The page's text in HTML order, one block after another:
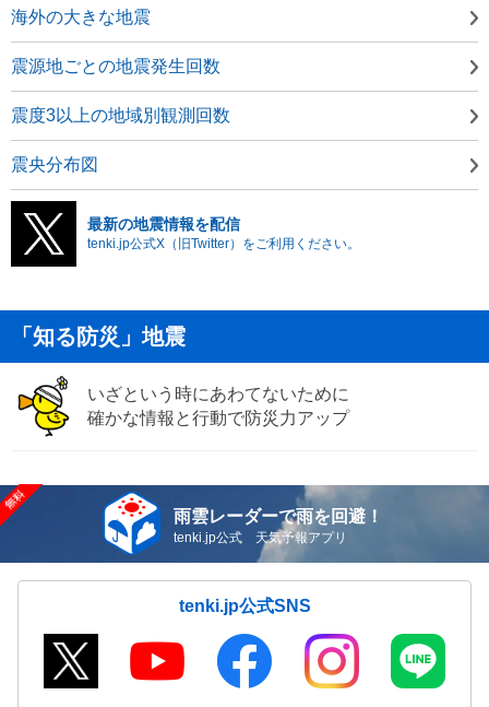
海外の大きな地震
震源地ごとの地震発生回数
震度3以上の地域別観測回数
震央分布図
最新の地震情報を配信
tenki.jp公式X（旧Twitter）をご利用ください。
「知る防災」地震
いざという時にあわてないために
確かな情報と行動で防災力アップ
雨雲レーダーで雨を回避！
tenki.jp公式 天気予報アプリ
tenki.jp公式SNS